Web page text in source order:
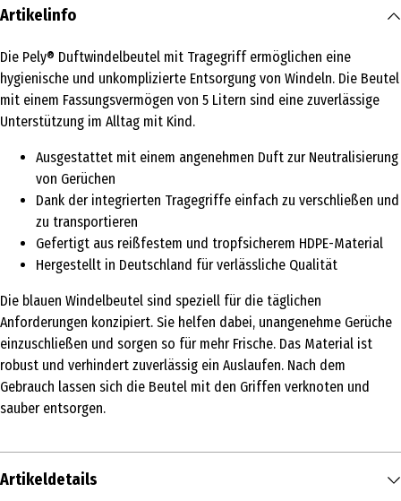
Artikelinfo
Die Pely® Duftwindelbeutel mit Tragegriff ermöglichen eine
hygienische und unkomplizierte Entsorgung von Windeln. Die Beutel
mit einem Fassungsvermögen von 5 Litern sind eine zuverlässige
Unterstützung im Alltag mit Kind.
Ausgestattet mit einem angenehmen Duft zur Neutralisierung
von Gerüchen
Dank der integrierten Tragegriffe einfach zu verschließen und
zu transportieren
Gefertigt aus reißfestem und tropfsicherem HDPE-Material
Hergestellt in Deutschland für verlässliche Qualität
Die blauen Windelbeutel sind speziell für die täglichen
Anforderungen konzipiert. Sie helfen dabei, unangenehme Gerüche
einzuschließen und sorgen so für mehr Frische. Das Material ist
robust und verhindert zuverlässig ein Auslaufen. Nach dem
Gebrauch lassen sich die Beutel mit den Griffen verknoten und
sauber entsorgen.
Artikeldetails